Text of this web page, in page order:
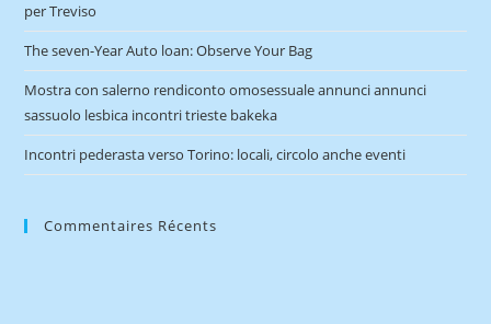
per Treviso
The seven-Year Auto loan: Observe Your Bag
Mostra con salerno rendiconto omosessuale annunci annunci
sassuolo lesbica incontri trieste bakeka
Incontri pederasta verso Torino: locali, circolo anche eventi
Commentaires Récents